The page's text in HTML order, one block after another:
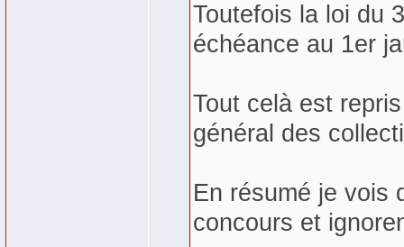
Toutefois la loi du
échéance au 1er
Tout celà est
général des
En résumé je vois
concours et